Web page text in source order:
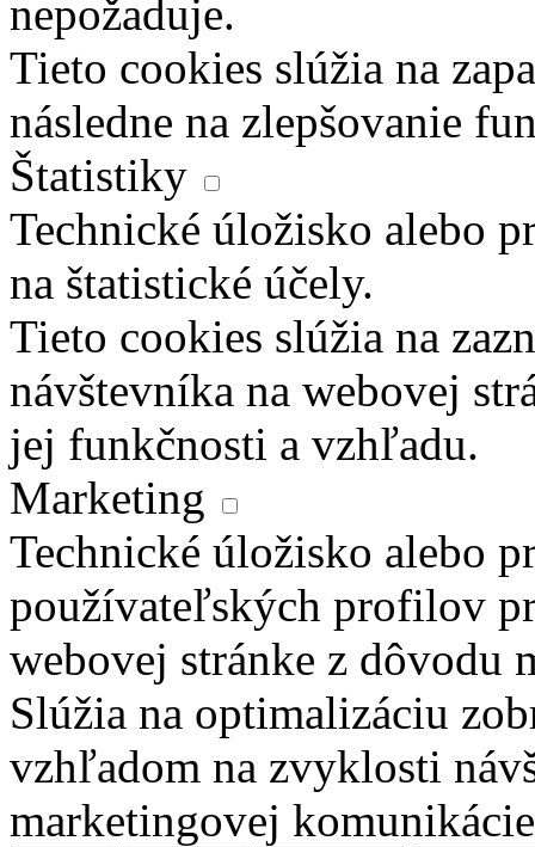
nepožaduje.
Tieto cookies slúžia na
následne na zlepšovanie
Štatistiky
Technické úložisko alebo
na štatistické účely.
Tieto cookies slúžia na
návštevníka na webovej
jej funkčnosti a vzhľadu.
Marketing
Technické úložisko alebo
používateľských profilov
webovej stránke z dôvodu
Slúžia na optimalizáciu
vzhľadom na zvyklosti
marketingovej